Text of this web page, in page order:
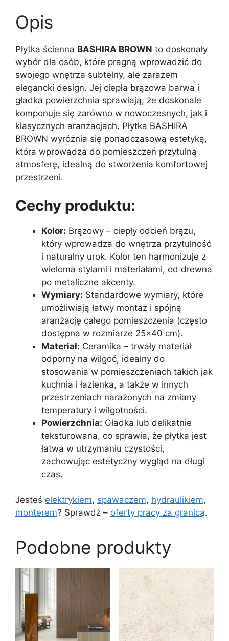
Opis
Płytka ścienna BASHIRA BROWN to doskonały
wybór dla osób, które pragną wprowadzić do
swojego wnętrza subtelny, ale zarazem
elegancki design. Jej ciepła brązowa barwa i
gładka powierzchnia sprawiają, że doskonale
komponuje się zarówno w nowoczesnych, jak i
klasycznych aranżacjach. Płytka BASHIRA
BROWN wyróżnia się ponadczasową estetyką,
która wprowadza do pomieszczeń przytulną
atmosferę, idealną do stworzenia komfortowej
przestrzeni.
Cechy produktu:
Kolor: Brązowy – ciepły odcień brązu,
który wprowadza do wnętrza przytulność
i naturalny urok. Kolor ten harmonizuje z
wieloma stylami i materiałami, od drewna
po metaliczne akcenty.
Wymiary: Standardowe wymiary, które
umożliwiają łatwy montaż i spójną
aranżację całego pomieszczenia (często
dostępna w rozmiarze 25×40 cm).
Materiał: Ceramika – trwały materiał
odporny na wilgoć, idealny do
stosowania w pomieszczeniach takich jak
kuchnia i łazienka, a także w innych
przestrzeniach narażonych na zmiany
temperatury i wilgotności.
Powierzchnia: Gładka lub delikatnie
teksturowana, co sprawia, że płytka jest
łatwa w utrzymaniu czystości,
zachowując estetyczny wygląd na długi
czas.
Jesteś elektrykiem, spawaczem, hydraulikiem,
monterem? Sprawdź – oferty pracy za granicą.
Podobne produkty